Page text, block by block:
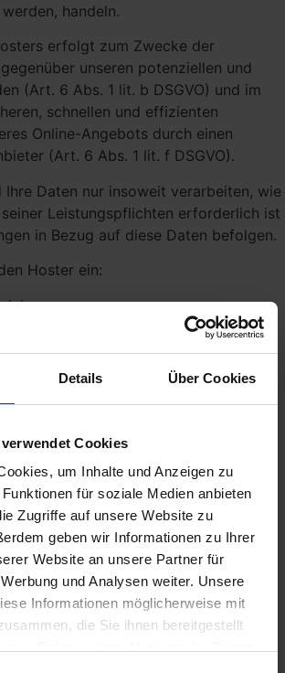
Details Über Cookies
Cookies
um Inhalte und Anzeigen zu
für soziale Medien anbieten
Zugriffe auf unsere Website zu
geben wir Informationen zu Ihrer
Website an unsere Partner für
und Analysen weiter. Unsere
Informationen möglicherweise mit
die Sie ihnen bereitgestellt
handeln.
erfolgt zum Zwecke der
unseren potenziellen und
(Art. 6 Abs. 1 lit. b DSGVO) und im
schnellen und effizienten
Online-Angebots durch einen
(Art. 6 Abs. 1 lit. f DSGVO).
Ihre Daten nur insoweit verarbeiten, wie
Leistungspflichten erforderlich ist
in Bezug auf diese Daten befolgen.
Hoster ein:
Friedersdorf
Vertrages über
Verarbeitung zu
wir einen Vertrag über
mit unserem Hoster geschlossen.
Hinweise und
Seiten nehmen den Schutz Ihrer
sehr ernst. Wir behandeln Ihre